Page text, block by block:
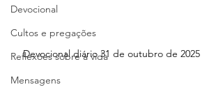
Devocional
Cultos e pregações
Reflexões sobre a vida
Mensagens
Devocional diário 31 de outubro de 2025